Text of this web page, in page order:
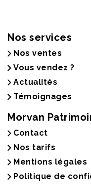
Nos services
Nos ventes
Vous vendez ?
Actualités
Témoignages
Morvan
Contact
Nos tarifs
Mentions légales
Politique de